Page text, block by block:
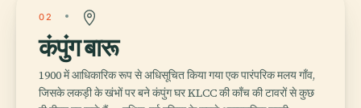
02
कंपुंग बारू
1900 में आधिकारिक रूप से अधिसूचित किया गया एक पारंपरिक मलय गाँव,
जिसके लकड़ी के खंभों पर बने कंपुंग घर KLCC की काँच की टावरों से कुछ